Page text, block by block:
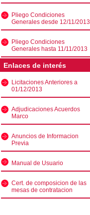
Pliego Condiciones
Generales desde 12/11/2013
Pliego Condiciones
Generales hasta 11/11/2013
Enlaces de interés
Licitaciones Anteriores a
01/12/2013
Adjudicaciones Acuerdos
Marco
Anuncios de Informacion
Previa
Manual de Usuario
Cert. de composicion de las
mesas de contratacion